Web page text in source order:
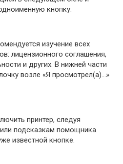
кнопку.
изучение всех
лицензионного соглашения,
и других. В нижней части
возле «Я просмотрел(а)…»
принтер, следуя
подсказкам помощника.
известной кнопке.